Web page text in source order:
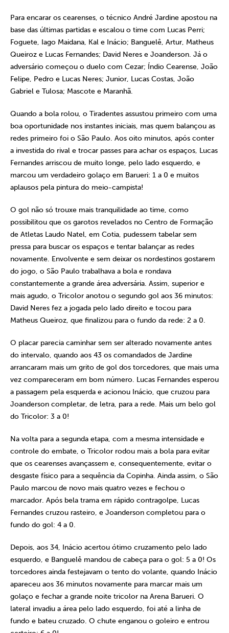
Para encarar os cearenses, o técnico André Jardine apostou na
base das últimas partidas e escalou o time com Lucas Perri;
Foguete, Iago Maidana, Kal e Inácio; Banguelê, Artur, Matheus
Queiroz e Lucas Fernandes; David Neres e Joanderson. Já o
adversário começou o duelo com Cezar; Índio Cearense, João
Felipe, Pedro e Lucas Neres; Junior, Lucas Costas, João
Gabriel e Tulosa; Mascote e Maranhã.
Quando a bola rolou, o Tiradentes assustou primeiro com uma
boa oportunidade nos instantes iniciais, mas quem balançou as
redes primeiro foi o São Paulo. Aos oito minutos, após conter
a investida do rival e trocar passes para achar os espaços, Lucas
Fernandes arriscou de muito longe, pelo lado esquerdo, e
marcou um verdadeiro golaço em Barueri: 1 a 0 e muitos
aplausos pela pintura do meio-campista!
O gol não só trouxe mais tranquilidade ao time, como
possibilitou que os garotos revelados no Centro de Formação
de Atletas Laudo Natel, em Cotia, pudessem tabelar sem
pressa para buscar os espaços e tentar balançar as redes
novamente. Envolvente e sem deixar os nordestinos gostarem
do jogo, o São Paulo trabalhava a bola e rondava
constantemente a grande área adversária. Assim, superior e
mais agudo, o Tricolor anotou o segundo gol aos 36 minutos:
David Neres fez a jogada pelo lado direito e tocou para
Matheus Queiroz, que finalizou para o fundo da rede: 2 a 0.
O placar parecia caminhar sem ser alterado novamente antes
do intervalo, quando aos 43 os comandados de Jardine
arrancaram mais um grito de gol dos torcedores, que mais uma
vez compareceram em bom número. Lucas Fernandes esperou
a passagem pela esquerda e acionou Inácio, que cruzou para
Joanderson completar, de letra, para a rede. Mais um belo gol
do Tricolor: 3 a 0!
Na volta para a segunda etapa, com a mesma intensidade e
controle do embate, o Tricolor rodou mais a bola para evitar
que os cearenses avançassem e, consequentemente, evitar o
desgaste físico para a sequência da Copinha. Ainda assim, o São
Paulo marcou de novo mais quatro vezes e fechou o
marcador. Após bela trama em rápido contragolpe, Lucas
Fernandes cruzou rasteiro, e Joanderson completou para o
fundo do gol: 4 a 0.
Depois, aos 34, Inácio acertou ótimo cruzamento pelo lado
esquerdo, e Banguelê mandou de cabeça para o gol: 5 a 0! Os
torcedores ainda festejavam o tento do volante, quando Inácio
apareceu aos 36 minutos novamente para marcar mais um
golaço e fechar a grande noite tricolor na Arena Barueri. O
lateral invadiu a área pelo lado esquerdo, foi até a linha de
fundo e bateu cruzado. O chute enganou o goleiro e entrou